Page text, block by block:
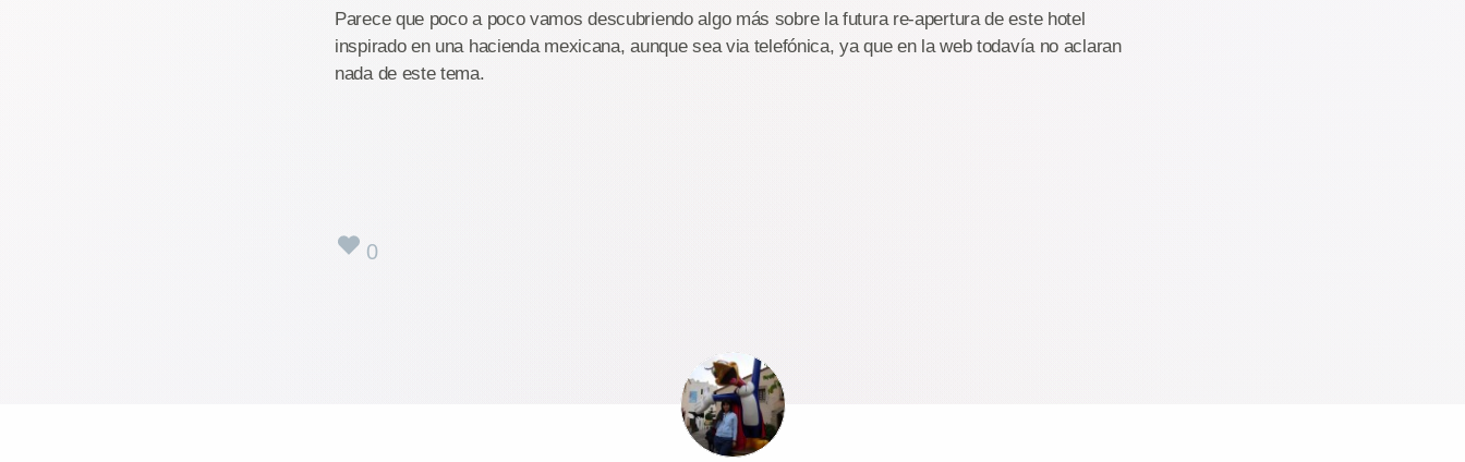
Parece que poco a poco vamos descubriendo algo más sobre la futura re-apertura de este hotel
inspirado en una hacienda mexicana, aunque sea via telefónica, ya que en la web todavía no aclaran
nada de este tema.
0